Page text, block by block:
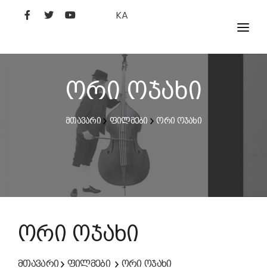
KA
ᲤᲘᲚᲛᲔᲑᲘ
ᲮᲔᲚᲝᲕᲐᲜᲘ
ᲙᲘᲜᲝᲡᲢᲣᲓᲘᲐ
ᲙᲘᲜᲝᲐᲙᲐᲓᲔᲛᲘᲐ
ორი ოჯახი
მთავარი ფილმები ორი ოჯახი
ორი ოჯახი
მთავარი ფილმები ორი ოჯახი